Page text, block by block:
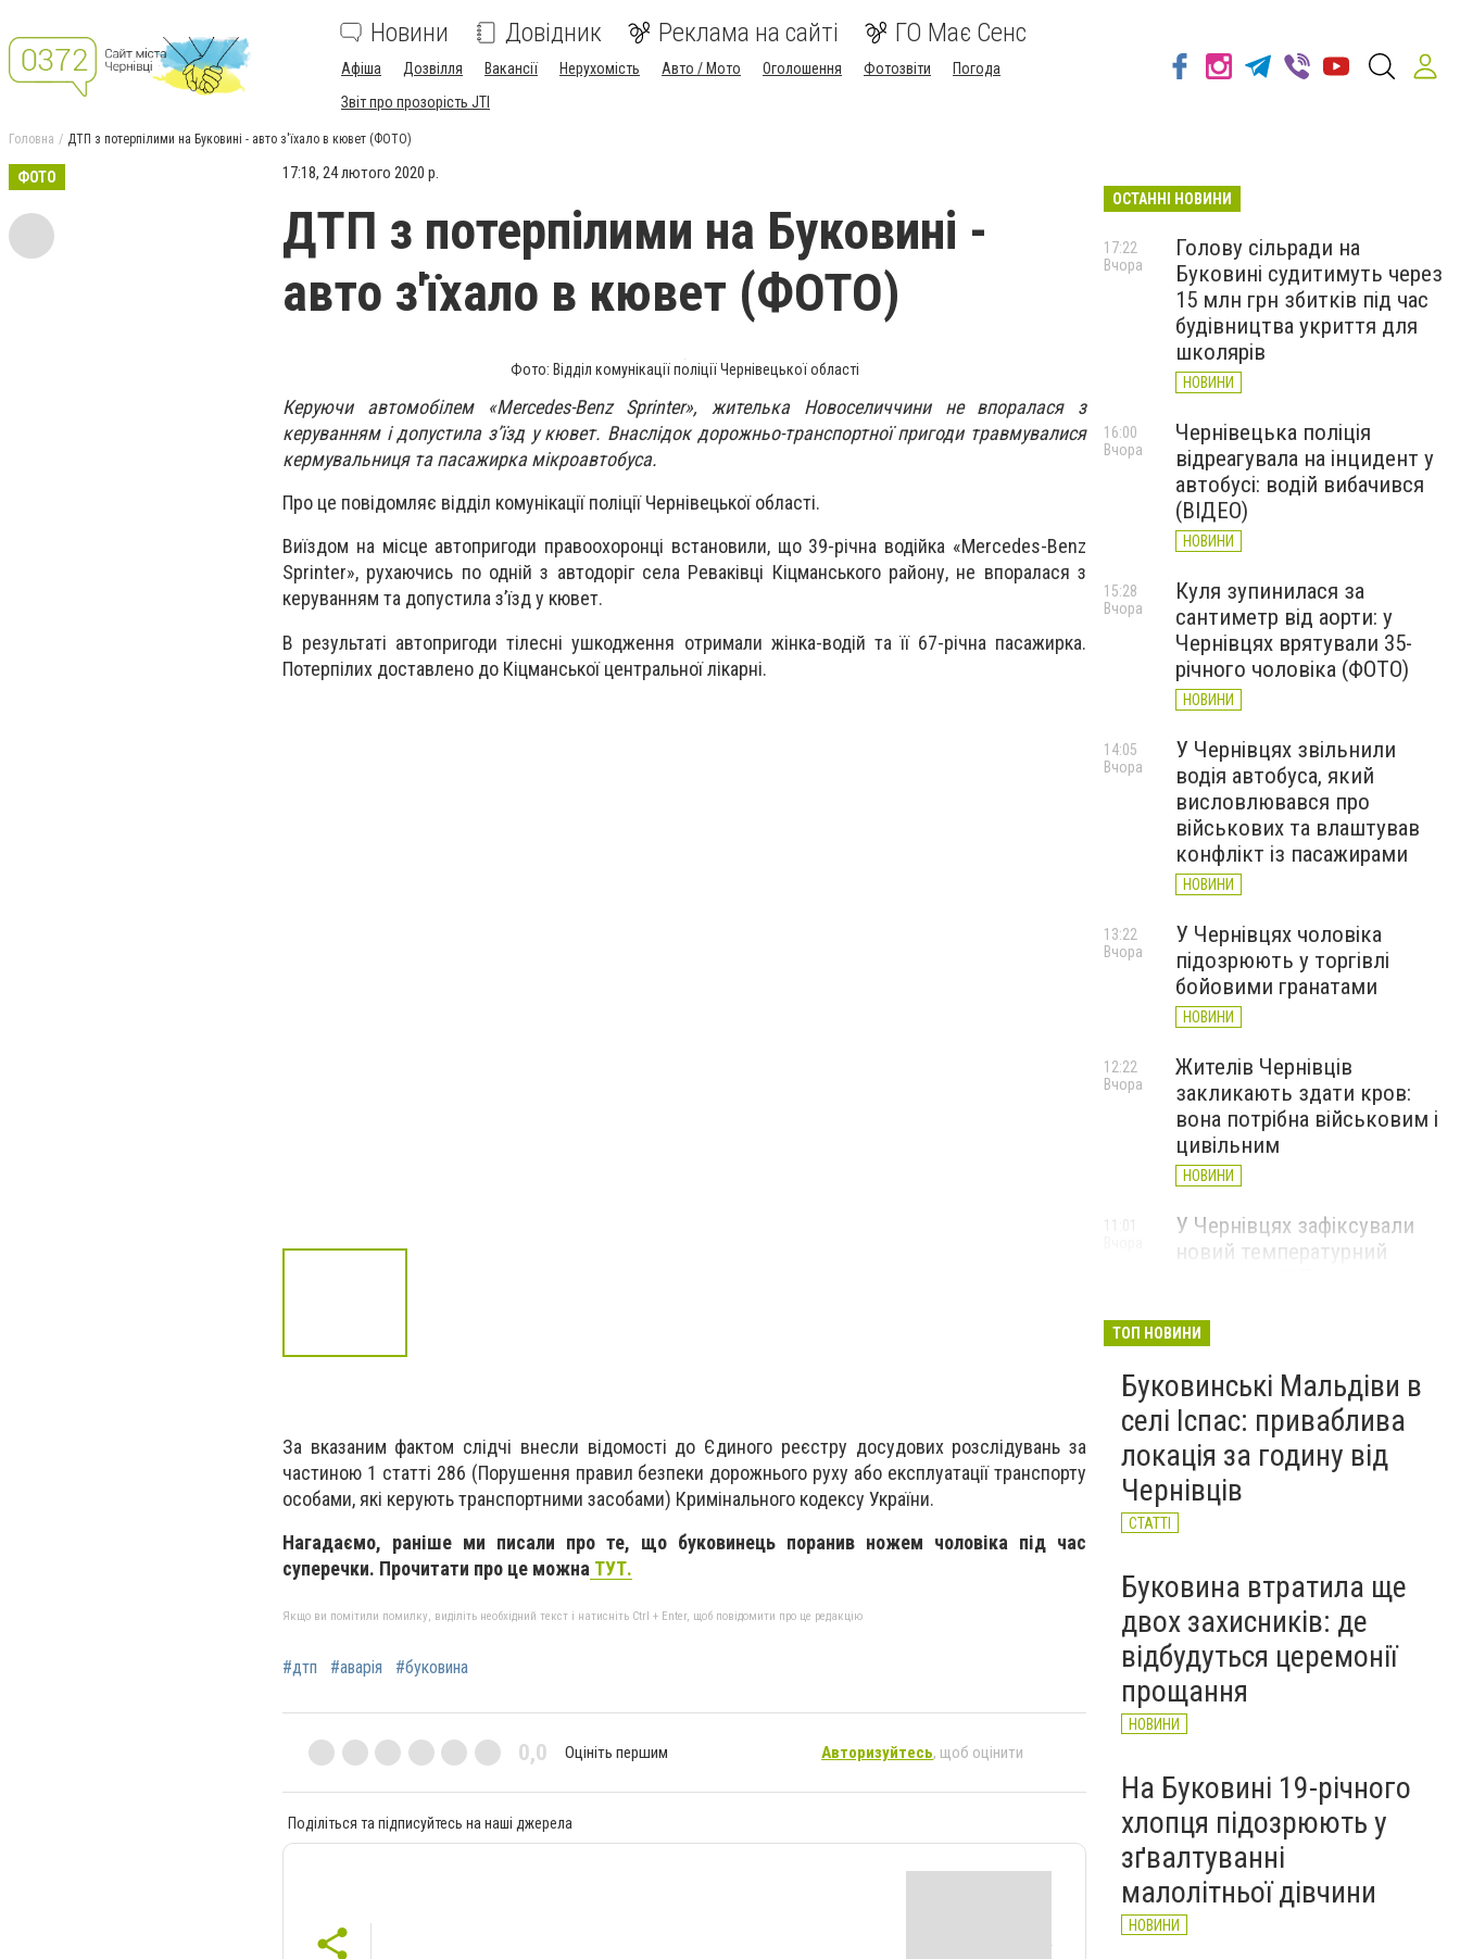
Новини Довідник Реклама на сайті ГО Має Сенс
Афіша Дозвілля Вакансії Нерухомість Авто / Мото Оголошення Фотозвіти
Погода
Звіт про прозорість JTI
Головна ДТП з потерпілими на Буковині - авто з'їхало в кювет (ФОТО)
ФОТО 17:18, 24 лютого 2020 р.
ДТП з потерпілими на Буковині -
авто з'їхало в кювет (ФОТО)
Фото: Відділ комунікації поліції Чернівецької області
Керуючи автомобілем «Mercedes-Benz Sprinter», жителька Новоселиччини не впоралася з
керуванням і допустила з’їзд у кювет. Внаслідок дорожньо-транспортної пригоди травмувалися
кермувальниця та пасажирка мікроавтобуса.
Про це повідомляє відділ комунікації поліції Чернівецької області.
Виїздом на місце автопригоди правоохоронці встановили, що 39-річна водійка «Mercedes-Benz
Sprinter», рухаючись по одній з автодоріг села Реваківці Кіцманського району, не впоралася з
керуванням та допустила з’їзд у кювет.
В результаті автопригоди тілесні ушкодження отримали жінка-водій та її 67-річна пасажирка.
Потерпілих доставлено до Кіцманської центральної лікарні.
За вказаним фактом слідчі внесли відомості до Єдиного реєстру досудових розслідувань за
частиною 1 статті 286 (Порушення правил безпеки дорожнього руху або експлуатації транспорту
особами, які керують транспортними засобами) Кримінального кодексу України.
Нагадаємо, раніше ми писали про те, що буковинець поранив ножем чоловіка під час
суперечки. Прочитати про це можна ТУТ.
Якщо ви помітили помилку, виділіть необхідний текст і натисніть Ctrl + Enter, щоб повідомити про це редакцію
#дтп #аварія #буковина
0,0 Оцініть першим Авторизуйтесь, щоб оцінити
Поділіться та підписуйтесь на наші джерела
ОСТАННІ НОВИНИ
Голову сільради на
Буковині судитимуть через
15 млн грн збитків під час
будівництва укриття для
школярів
НОВИНИ
17:22
Вчора
Чернівецька поліція
відреагувала на інцидент у
автобусі: водій вибачився
(ВІДЕО)
НОВИНИ
16:00
Вчора
Куля зупинилася за
сантиметр від аорти: у
Чернівцях врятували 35-
річного чоловіка (ФОТО)
НОВИНИ
15:28
Вчора
У Чернівцях звільнили
водія автобуса, який
висловлювався про
військових та влаштував
конфлікт із пасажирами
НОВИНИ
14:05
Вчора
У Чернівцях чоловіка
підозрюють у торгівлі
бойовими гранатами
НОВИНИ
13:22
Вчора
Жителів Чернівців
закликають здати кров:
вона потрібна військовим і
цивільним
НОВИНИ
12:22
Вчора
У Чернівцях зафіксували
новий температурний
11:01
області обмежили рух
великовагового транспорту
НОВИНИ
Вчора
ТОП НОВИНИ
Буковинські Мальдіви в
селі Іспас: приваблива
локація за годину від
Чернівців
СТАТТІ
Буковина втратила ще
двох захисників: де
відбудуться церемонії
прощання
НОВИНИ
На Буковині 19-річного
хлопця підозрюють у
зґвалтуванні
малолітньої дівчини
НОВИНИ